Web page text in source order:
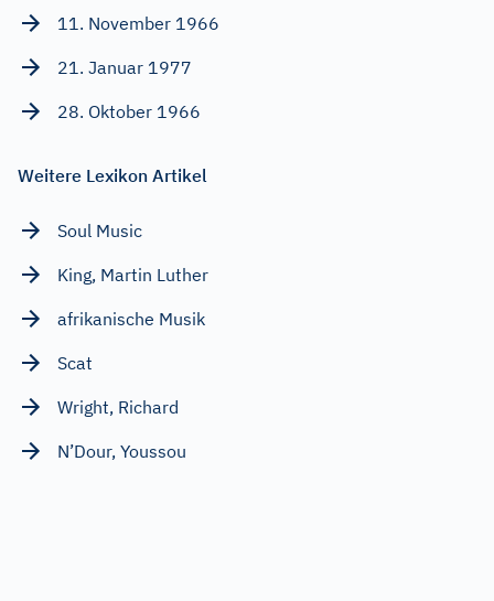
11. November 1966
21. Januar 1977
28. Oktober 1966
Weitere Lexikon Artikel
Soul Music
King, Martin Luther
afrikanische Musik
Scat
Wright, Richard
N’Dour, Youssou